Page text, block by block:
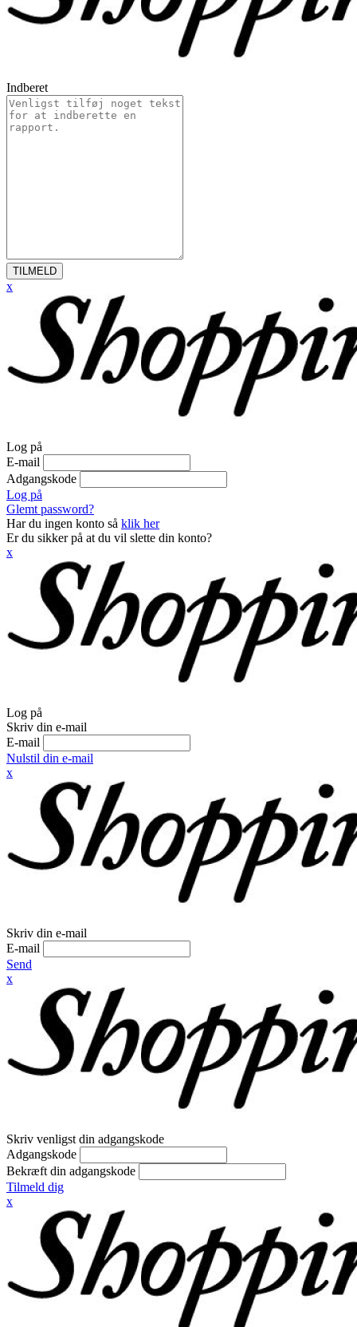
Indberet
TILMELD
x
Log på
E-mail
Adgangskode
Log på
Glemt password?
Har du ingen konto så klik her
Er du sikker på at du vil slette din konto?
x
Log på
Skriv din e-mail
E-mail
Nulstil din e-mail
x
Skriv din e-mail
E-mail
Send
x
Skriv venligst din adgangskode
Adgangskode
Bekræft din adgangskode
Tilmeld dig
x